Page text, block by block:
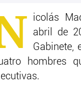
icolás
abril de
Gabinete,
hombres